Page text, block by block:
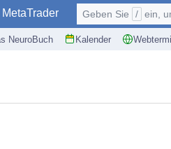
MetaTrader
NeuroBuch Kalender
Geben Sie / ein, um